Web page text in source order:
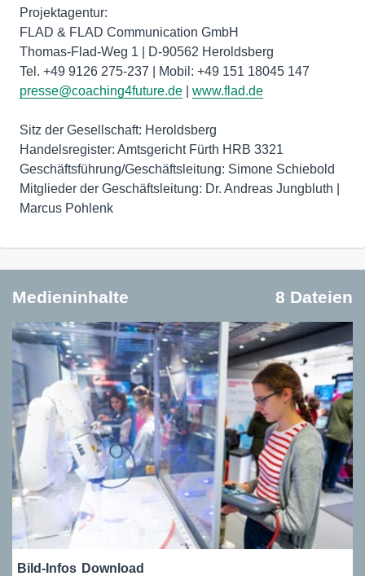
Projektagentur:
FLAD & FLAD Communication GmbH
Thomas-Flad-Weg 1 | D-90562 Heroldsberg
presse@coaching4future.de
www.flad.de
Sitz der Gesellschaft: Heroldsberg
Handelsregister: Amtsgericht Fürth HRB 3321
Geschäftsführung/Geschäftsleitung: Simone Schiebold
Mitglieder der Geschäftsleitung: Dr. Andreas Jungbluth |
Marcus Pohlenk
Medieninhalte 8 Dateien
Bild-Infos Download